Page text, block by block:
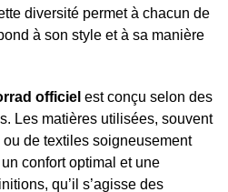
diversité permet à chacun de
à son style et à sa manière
officiel est conçu selon des
Les matières utilisées, souvent
de textiles soigneusement
confort optimal et une
qu’il s’agisse des